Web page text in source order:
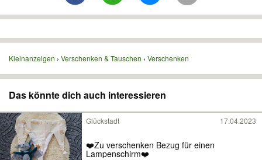
Kleinanzeigen Verschenken & Tauschen Verschenken
Das könnte dich auch interessieren
Glückstadt 17.04.2023
❤️Zu verschenken Bezug für einen
Lampenschirm❤️